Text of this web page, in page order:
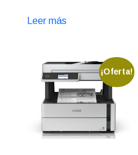
Leer más
¡Oferta!